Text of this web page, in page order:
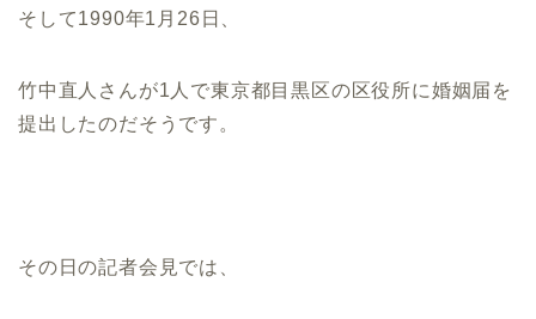
そして1990年1月26日、
竹中直人さんが1人で東京都目黒区の区役所に婚姻届を
提出したのだそうです。
その日の記者会見では、